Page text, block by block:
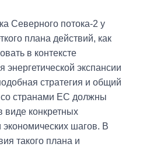
Северного потока-2 у
плана действий, как
в контексте
энергетической экспансии
стратегия и общий
со странами ЕС должны
виде конкретных
экономических шагов. В
такого плана и